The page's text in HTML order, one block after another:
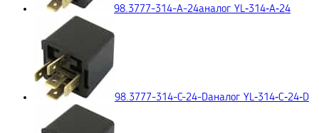
98.3777-314-A-24аналог YL‑314‑A‑24
98.3777-314-C-24-Dаналог YL‑314‑C‑24‑D